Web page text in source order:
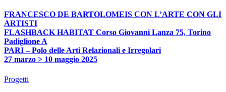
FRANCESCO DE BARTOLOMEIS CON L’ARTE CON GLI
ARTISTI
FLASHBACK HABITAT Corso Giovanni Lanza 75, Torino
Padiglione A
PARI – Polo delle Arti Relazionali e Irregolari
27 marzo > 10 maggio 2025
Progetti